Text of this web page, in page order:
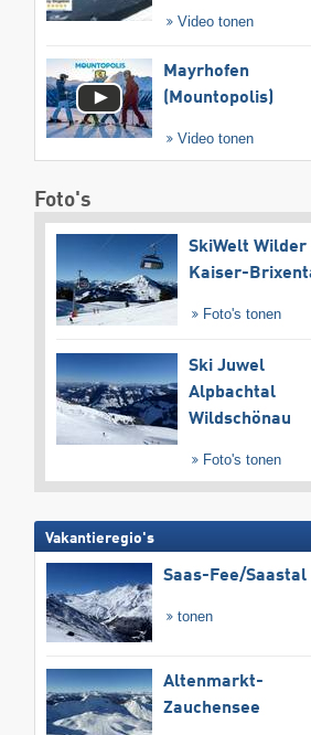
Video tonen
Mayrhofen
(Mountopolis)
Video tonen
Foto's
SkiWelt Wilder
Kaiser-
Foto's tonen
Ski Juwel
Alpbachtal
Wildschönau
Foto's tonen
Vakantieregio's
Saas-Fee/​Saastal
tonen
Altenmarkt-
Zauchensee